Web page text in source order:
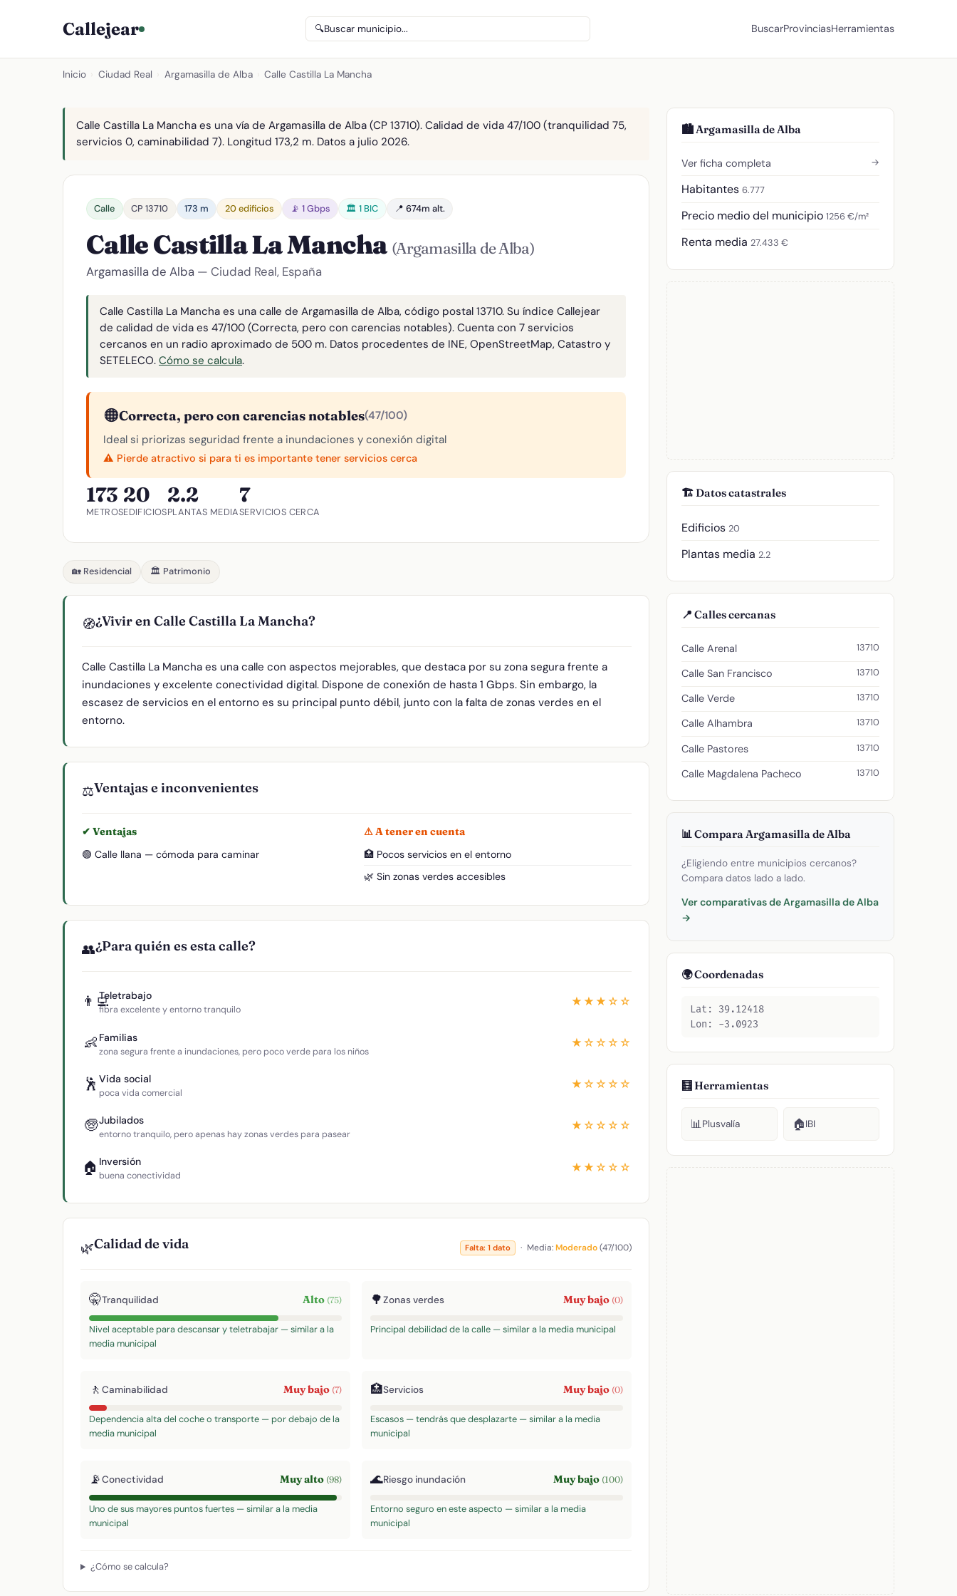
Callejear 🔍Buscar municipio... BuscarProvinciasHerramientas
Inicio Ciudad Real Argamasilla de Alba Calle Castilla La Mancha
Calle Castilla La Mancha es una vía de Argamasilla de Alba (CP 13710). Calidad de vida 47/100 (tranquilidad 75,
servicios 0, caminabilidad 7). Longitud 173,2 m. Datos a julio 2026.
Calle CP 13710 173 m 20 edificios 📡 1 Gbps 🏛️ 1 BIC 📍 674m alt.
Calle Castilla La Mancha (Argamasilla de Alba)
Argamasilla de Alba — Ciudad Real, España
Calle Castilla La Mancha es una calle de Argamasilla de Alba, código postal 13710. Su índice Callejear
de calidad de vida es 47/100 (Correcta, pero con carencias notables). Cuenta con 7 servicios
cercanos en un radio aproximado de 500 m. Datos procedentes de INE, OpenStreetMap, Catastro y
SETELECO. Cómo se calcula.
🟠Correcta, pero con carencias notables(47/100)
Ideal si priorizas seguridad frente a inundaciones y conexión digital
⚠️ Pierde atractivo si para ti es importante tener servicios cerca
173
METROS
20
EDIFICIOS
2.2
PLANTAS MEDIA
7
SERVICIOS CERCA
🏡 Residencial 🏛️ Patrimonio
🧭¿Vivir en Calle Castilla La Mancha?
Calle Castilla La Mancha es una calle con aspectos mejorables, que destaca por su zona segura frente a
inundaciones y excelente conectividad digital. Dispone de conexión de hasta 1 Gbps. Sin embargo, la
escasez de servicios en el entorno es su principal punto débil, junto con la falta de zonas verdes en el
entorno.
⚖️Ventajas e inconvenientes
✔ Ventajas
🟢 Calle llana — cómoda para caminar
⚠ A tener en cuenta
🏥 Pocos servicios en el entorno
🌿 Sin zonas verdes accesibles
👥¿Para quién es esta calle?
👨‍💻Teletrabajo
fibra excelente y entorno tranquilo
★★★☆☆
👶 Familias
zona segura frente a inundaciones, pero poco verde para los niños
★☆☆☆☆
🕺 Vida social
poca vida comercial
★☆☆☆☆
🧓Jubilados
entorno tranquilo, pero apenas hay zonas verdes para pasear
★☆☆☆☆
🏠 Inversión
buena conectividad
★★☆☆☆
🌿Calidad de vida Falta: 1 dato · Media:Moderado(47/100)
🤫Tranquilidad Alto (75)
Nivel aceptable para descansar y teletrabajar — similar a la
media municipal
🌳Zonas verdes Muy bajo (0)
Principal debilidad de la calle — similar a la media municipal
🚶 Caminabilidad Muy bajo (7)
Dependencia alta del coche o transporte — por debajo de la
media municipal
🏥Servicios Muy bajo (0)
Escasos — tendrás que desplazarte — similar a la media
municipal
📡Conectividad Muy alto (98)
Uno de sus mayores puntos fuertes — similar a la media
municipal
🌊Riesgo inundación Muy bajo (100)
Entorno seguro en este aspecto — similar a la media
municipal
¿Cómo se calcula?
🏙️ Argamasilla de Alba
Ver ficha completa →
Habitantes 6.777
Precio medio del municipio 1256 €/m²
Renta media 27.433 €
🏗️ Datos catastrales
Edificios 20
Plantas media 2.2
📍 Calles cercanas
Calle Arenal 13710
Calle San Francisco 13710
Calle Verde 13710
Calle Alhambra 13710
Calle Pastores 13710
Calle Magdalena Pacheco 13710
📊 Compara Argamasilla de Alba
¿Eligiendo entre municipios cercanos?
Compara datos lado a lado.
Ver comparativas de Argamasilla de Alba
→
🌍 Coordenadas
Lat: 39.12418
Lon: -3.0923
🧮 Herramientas
📊Plusvalía 🏠IBI